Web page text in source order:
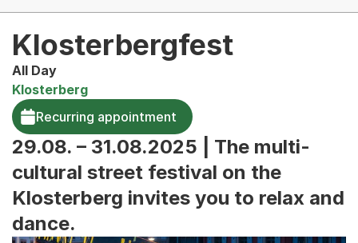
Klosterbergfest
All Day
Klosterberg
Recurring appointment
29.08. – 31.08.2025 | The multi-
cultural street festival on the
Klosterberg invites you to relax and
dance.